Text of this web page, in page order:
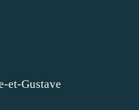
et-Gustave